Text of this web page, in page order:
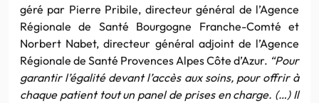
géré par Pierre Pribile, directeur général de l’Agence
Régionale de Santé Bourgogne Franche-Comté et
Norbert Nabet, directeur général adjoint de l’Agence
Régionale de Santé Provences Alpes Côte d’Azur. “Pour
garantir l’égalité devant l’accès aux soins, pour offrir à
chaque patient tout un panel de prises en charge. (…) Il